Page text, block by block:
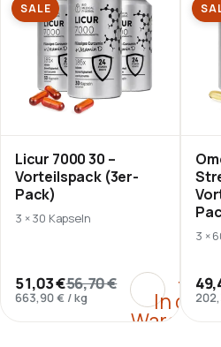
SALE
Licur 7000 30 –
Vorteilspack (3er-
Pack)
3 × 30 Kapseln
51,03 €56,70 €
663,90 € /kg
+
In den
:Licur
3 ×